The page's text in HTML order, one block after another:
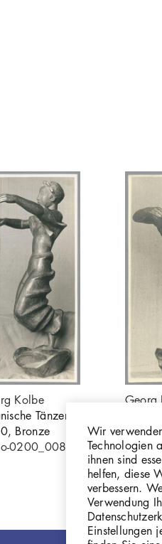
Kolbe
Tänzerin,
Bronze
0200_008
Georg
1920,
Wir
Technologien
ihnen sind
helfen, diese
verbessern.
Verwendung
Einstellungen